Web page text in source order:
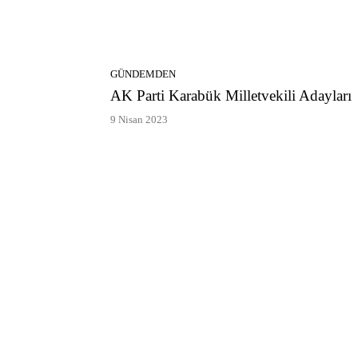
GÜNDEMDEN
AK Parti Karabük Milletvekili Adayları
9 Nisan 2023